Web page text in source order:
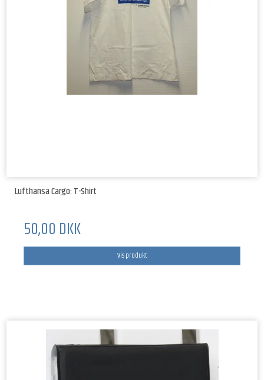
Lufthansa Cargo: T-Shirt
50,00 DKK
Vis produkt